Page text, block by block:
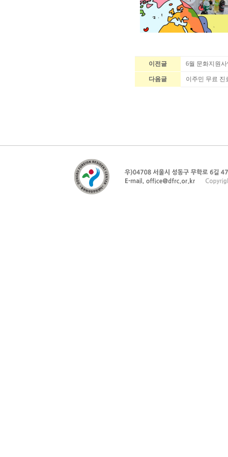
이전글 6월 문화지원
다음글 이주민 무료 진